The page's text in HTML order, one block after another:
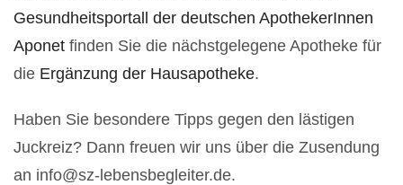
Gesundheitsportall der deutschen ApothekerInnen
Aponet finden Sie die nächstgelegene Apotheke für
die Ergänzung der Hausapotheke.
Haben Sie besondere Tipps gegen den lästigen
Juckreiz? Dann freuen wir uns über die Zusendung
an info@sz-lebensbegleiter.de.